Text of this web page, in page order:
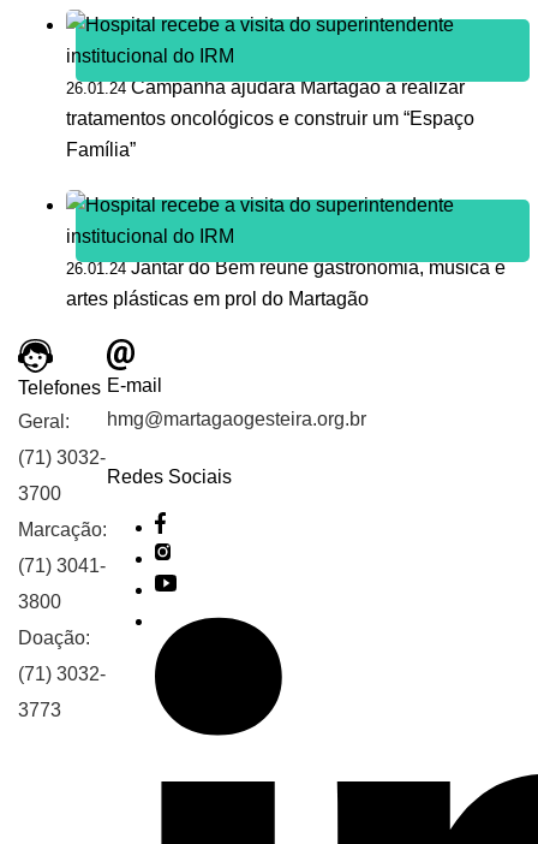
26.01.24 Campanha ajudará Martagão a realizar
tratamentos oncológicos e construir um “Espaço
Família”
26.01.24 Jantar do Bem reúne gastronomia, música e
artes plásticas em prol do Martagão
Telefones
Geral:
(71) 3032-
3700
Marcação:
(71) 3041-
3800
Doação:
(71) 3032-
3773
E-mail
hmg@martagaogesteira.org.br
Redes Sociais